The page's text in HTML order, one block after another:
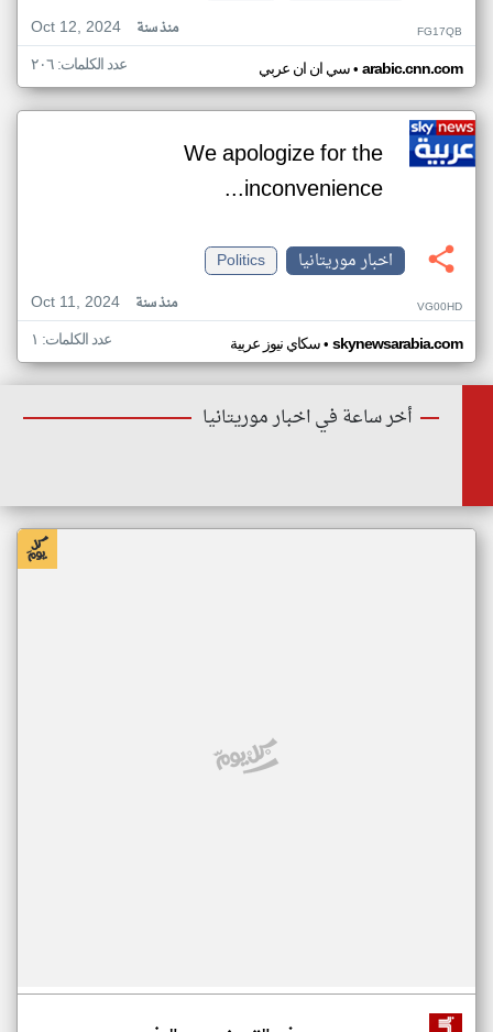
Oct 12, 2024
منذ سنة FG17QB
سي ان ان عربي• arabic.cnn.com عدد الكلمات: ٢٠٦
We apologize for the
inconvenience...
اخبار موريتانيا
Politics
Oct 11, 2024
منذ سنة VG00HD
سكاي نيوز عربية• skynewsarabia.com عدد الكلمات: ١
أخر ساعة في اخبار موريتانيا